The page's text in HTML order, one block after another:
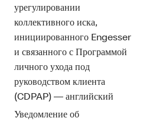
урегулировании
коллективного иска,
инициированного Engesser
и связанного с Программой
личного ухода под
руководством клиента
(CDPAP) — английский
Уведомление об